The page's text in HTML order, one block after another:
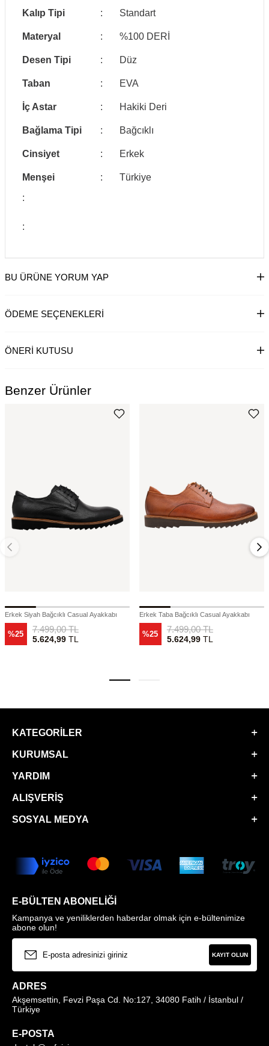
Kalıp Tipi : Standart
Materyal : %100 DERİ
Desen Tipi : Düz
Taban : EVA
İç Astar : Hakiki Deri
Bağlama Tipi : Bağcıklı
Cinsiyet : Erkek
Menşei :
Türkiye
:
:
BU ÜRÜNE YORUM YAP
ÖDEME SEÇENEKLERI
ÖNERI KUTUSU
Benzer Ürünler
Erkek Siyah Bağcıklı Casual Ayakkabı
%25 7.499,00TL
5.624,99TL
Erkek Taba Bağcıklı Casual Ayakkabı
%25 7.499,00TL
5.624,99TL
KATEGORILER
KURUMSAL
YARDIM
ALIŞVERIŞ
SOSYAL MEDYA
E-BÜLTEN ABONELIĞI
Kampanya ve yeniliklerden haberdar olmak için e-bültenimize
abone olun!
KAYIT OLUN
ADRES
Akşemsettin, Fevzi Paşa Cd. No:127, 34080 Fatih / İstanbul /
Türkiye
E-POSTA